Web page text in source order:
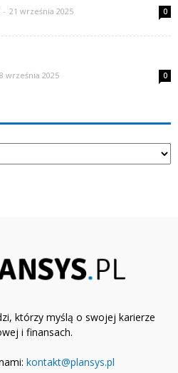
- 21 września 2025 0
8 września 2025 0
którzy myślą o swojej karierze
i finansach.
kontakt@plansys.pl